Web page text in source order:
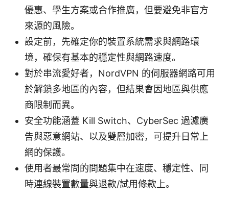
優惠、學生方案或合作推廣，但要避免非官方
來源的風險。
設定前，先確定你的裝置系統需求與網路環
境，確保有基本的穩定性與網路速度。
對於串流愛好者，NordVPN 的伺服器網路可用
於解鎖多地區的內容，但結果會因地區與供應
商限制而異。
安全功能涵蓋 Kill Switch、CyberSec 過濾廣
告與惡意網站、以及雙層加密，可提升日常上
網的保護。
使用者最常問的問題集中在速度、穩定性、同
時連線裝置數量與退款/試用條款上。